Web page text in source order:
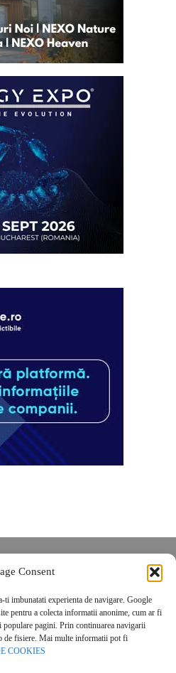
Consent
imbunatati experienta de navigare. Google
pentru a colecta informatii anonime, cum ar fi
pagini. Prin continuarea navigarii
de fisiere. Mai multe informatii pot fi
COOKIES